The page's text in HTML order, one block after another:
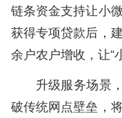
链条资金支持让小
获得专项贷款后，
余户农户增收，让“
升级服务场景
破传统网点壁垒，